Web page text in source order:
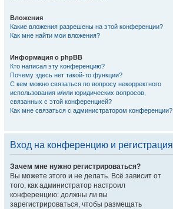
Вложения
Какие вложения разрешены на этой конференции?
Как мне найти мои вложения?
Информация о phpBB
Кто написал эту конференцию?
Почему здесь нет такой-то функции?
С кем можно связаться по вопросу некорректного
использования и/или юридических вопросов,
связанных с этой конференцией?
Как мне связаться с администратором конференции?
Вход на конференцию и регистрация
Зачем мне нужно регистрироваться?
Вы можете этого и не делать. Всё зависит от
того, как администратор настроил
конференцию: должны ли вы
зарегистрироваться, чтобы размещать